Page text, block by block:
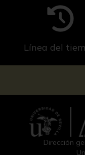
Línea del
Dirección